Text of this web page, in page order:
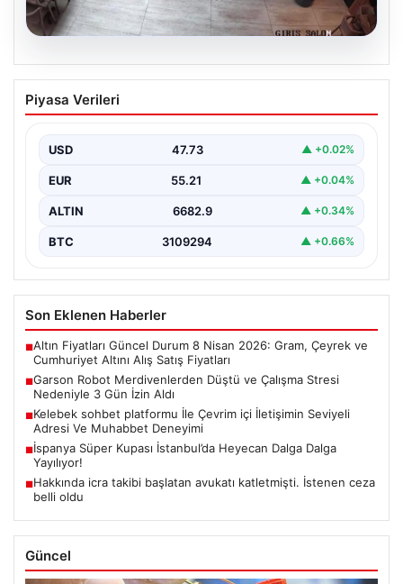
Garson Robot Merdivenlerden Düştü ve
Çalışma Stresi Nedeniyle 3 Gün İzin
Amasya'da faaliyet gösteren bir restoranda görev
gündeme…
Piyasa Verileri
USD 47.73 ▲ +0.02%
EUR 55.21 ▲ +0.04%
ALTIN 6682.9 ▲ +0.34%
BTC 3109294 ▲ +0.66%
Son Eklenen Haberler
■Altın Fiyatları Güncel Durum 8 Nisan 2026: Gram, Çeyrek ve
Cumhuriyet Altını Alış Satış Fiyatları
■Garson Robot Merdivenlerden Düştü ve Çalışma Stresi
Nedeniyle 3 Gün İzin Aldı
■Kelebek sohbet platformu İle Çevrim içi İletişimin Seviyeli
Adresi Ve Muhabbet Deneyimi
■İspanya Süper Kupası İstanbul’da Heyecan Dalga Dalga
Yayılıyor!
■Hakkında icra takibi başlatan avukatı katletmişti. İstenen ceza
belli oldu
Güncel